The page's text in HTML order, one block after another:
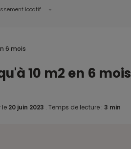
locatif
6 mois
10 m2 en 6 mois
le 20 juin 2023 . Temps de lecture : 3 min